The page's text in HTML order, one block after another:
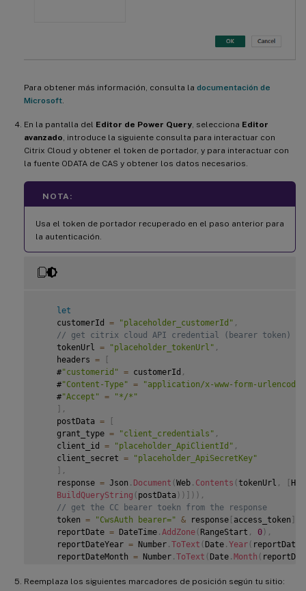
Para obtener más información, consulta la documentación de
Microsoft.
En la pantalla del Editor de Power Query, selecciona Editor
avanzado, introduce la siguiente consulta para interactuar con
Citrix Cloud y obtener el token de portador, y para interactuar con
la fuente ODATA de CAS y obtener los datos necesarios.
NOTA:
Usa el token de portador recuperado en el paso anterior para
la autenticación.
let
    customerId
= "placeholder_customerId" ,
// get citrix cloud API credential (bearer token)
    tokenUrl
= "placeholder_tokenUrl" ,
    headers
=
    #
"customerid" = customerId ,
    #
"Content-Type" =
"application/x-www-form-
    #
"Accept" =
"*/*"
,
    postData
=
    grant_type
= "client_credentials" ,
    client_id
= "placeholder_ApiClientId" ,
    client_secret
=
"placeholder_ApiSecretKey"
,
    response
= Json . Document Web . Contents tokenUrl ,
BuildQueryString
postData ) ) ) ) ,
// get the CC bearer toekn from the response
    token
= "CwsAuth bearer=" & response access_token
    reportDate
= DateTime . AddZone RangeStart , 0 ) ,
    reportDateYear
= Number . ToText Date . Year reportDate
    reportDateMonth
= Number . ToText Date . Month
// CAS ODATA API endpoint and ODATA query.
Reemplaza los siguientes marcadores de posición según tu sitio: